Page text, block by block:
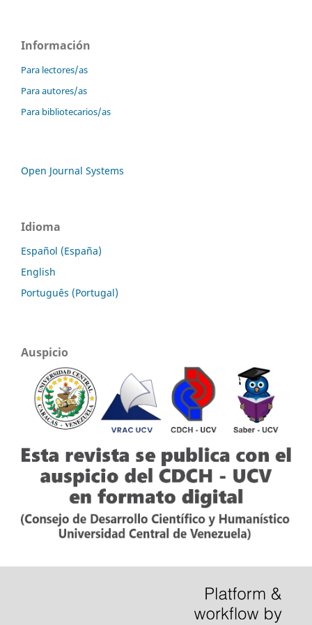
Información
Para lectores/as
Para autores/as
Para bibliotecarios/as
Open Journal Systems
Idioma
Español (España)
English
Português (Portugal)
Auspicio